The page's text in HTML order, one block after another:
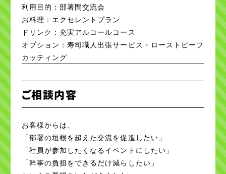
利用目的：部署間交流会
お料理：エクセレントプラン
ドリンク：充実アルコールコース
オプション：寿司職人出張サービス・ローストビーフ
カッティング
ご相談内容
お客様からは、
「部署の垣根を超えた交流を促進したい」
「社員が参加したくなるイベントにしたい」
「幹事の負担をできるだけ減らしたい」